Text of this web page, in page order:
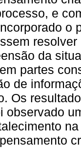
e
o
da
partes
de
Os
observado